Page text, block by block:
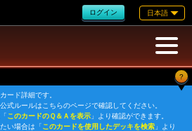
ログイン 日本語
?
ード詳細です。
式ルールはこちらのページで確認してください。
このカードのＱ＆Ａを表示 」より確認ができます。
い場合は「このカードを使用したデッキを検索 」より